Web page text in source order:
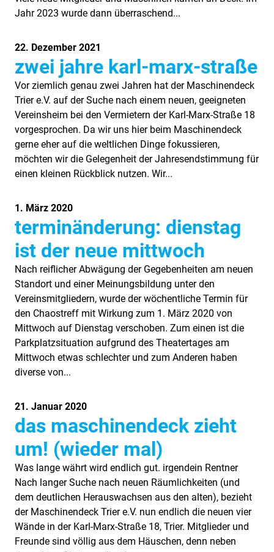
Jahr 2023 wurde dann überraschend...
22. Dezember 2021
zwei jahre karl-marx-straße
Vor ziemlich genau zwei Jahren hat der Maschinendeck
Trier e.V. auf der Suche nach einem neuen, geeigneten
Vereinsheim bei den Vermietern der Karl-Marx-Straße 18
vorgesprochen. Da wir uns hier beim Maschinendeck
gerne eher auf die weltlichen Dinge fokussieren,
möchten wir die Gelegenheit der Jahresendstimmung für
einen kleinen Rückblick nutzen. Wir...
1. März 2020
terminänderung: dienstag
ist der neue mittwoch
Nach reiflicher Abwägung der Gegebenheiten am neuen
Standort und einer Meinungsbildung unter den
Vereinsmitgliedern, wurde der wöchentliche Termin für
den Chaostreff mit Wirkung zum 1. März 2020 von
Mittwoch auf Dienstag verschoben. Zum einen ist die
Parkplatzsituation aufgrund des Theatertages am
Mittwoch etwas schlechter und zum Anderen haben
diverse von...
21. Januar 2020
das maschinendeck zieht
um! (wieder mal)
Was lange währt wird endlich gut. irgendein Rentner
Nach langer Suche nach neuen Räumlichkeiten (und
dem deutlichen Herauswachsen aus den alten), bezieht
der Maschinendeck Trier e.V. nun endlich die neuen vier
Wände in der Karl-Marx-Straße 18, Trier. Mitglieder und
Freunde sind völlig aus dem Häuschen, denn neben